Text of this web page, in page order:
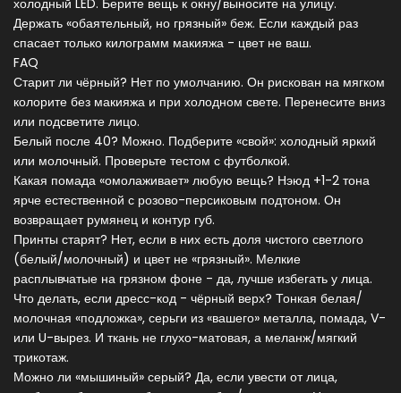
холодный LED. Берите вещь к окну/выносите на улицу.
Держать «обаятельный, но грязный» беж. Если каждый раз
спасает только килограмм макияжа - цвет не ваш.
FAQ
Старит ли чёрный? Нет по умолчанию. Он рискован на мягком
колорите без макияжа и при холодном свете. Перенесите вниз
или подсветите лицо.
Белый после 40? Можно. Подберите «свой»: холодный яркий
или молочный. Проверьте тестом с футболкой.
Какая помада «омолаживает» любую вещь? Нэюд +1-2 тона
ярче естественной с розово-персиковым подтоном. Он
возвращает румянец и контур губ.
Принты старят? Нет, если в них есть доля чистого светлого
(белый/молочный) и цвет не «грязный». Мелкие
расплывчатые на грязном фоне - да, лучше избегать у лица.
Что делать, если дресс-код - чёрный верх? Тонкая белая/
молочная «подложка», серьги из «вашего» металла, помада, V-
или U-вырез. И ткань не глухо-матовая, а меланж/мягкий
трикотаж.
Можно ли «мышиный» серый? Да, если увести от лица,